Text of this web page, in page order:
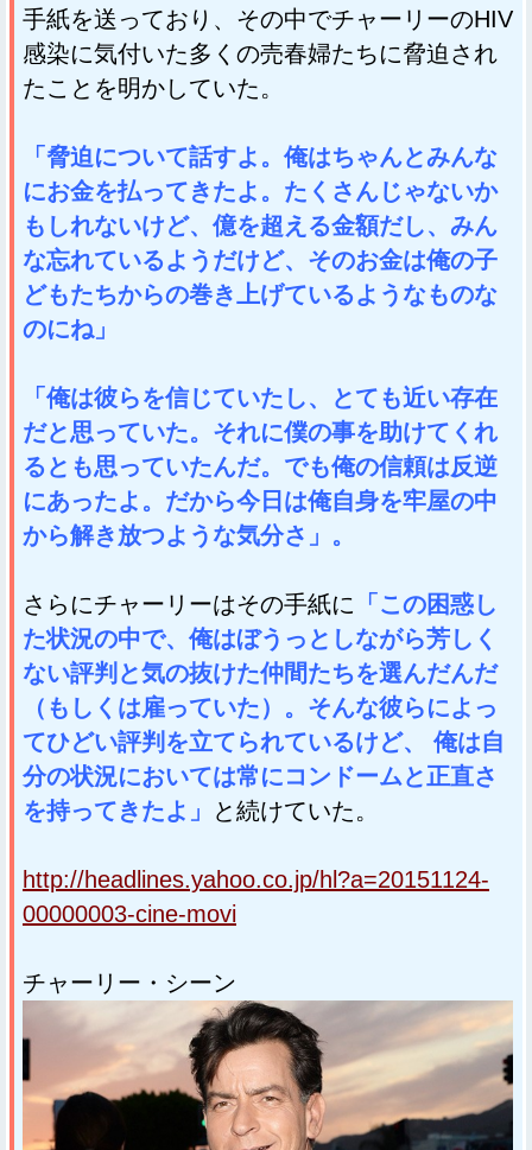
手紙を送っており、その中でチャーリーのHIV
感染に気付いた多くの売春婦たちに脅迫され
たことを明かしていた。
「脅迫について話すよ。俺はちゃんとみんな
にお金を払ってきたよ。たくさんじゃないか
もしれないけど、億を超える金額だし、みん
な忘れているようだけど、そのお金は俺の子
どもたちからの巻き上げているようなものな
のにね」
「俺は彼らを信じていたし、とても近い存在
だと思っていた。それに僕の事を助けてくれ
るとも思っていたんだ。でも俺の信頼は反逆
にあったよ。だから今日は俺自身を牢屋の中
から解き放つような気分さ」。
さらにチャーリーはその手紙に 「この困惑し
た状況の中で、俺はぼうっとしながら芳しく
ない評判と気の抜けた仲間たちを選んだんだ
（もしくは雇っていた）。そんな彼らによっ
てひどい評判を立てられているけど、 俺は自
分の状況においては常にコンドームと正直さ
を持ってきたよ」
と続けていた。
http://headlines.yahoo.co.jp/hl?a=20151124-
00000003-cine-movi
チャーリー・シーン